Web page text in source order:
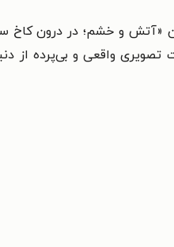
«آتش و خشم؛ در درون کاخ
تصویری واقعی و بی‌پرده از